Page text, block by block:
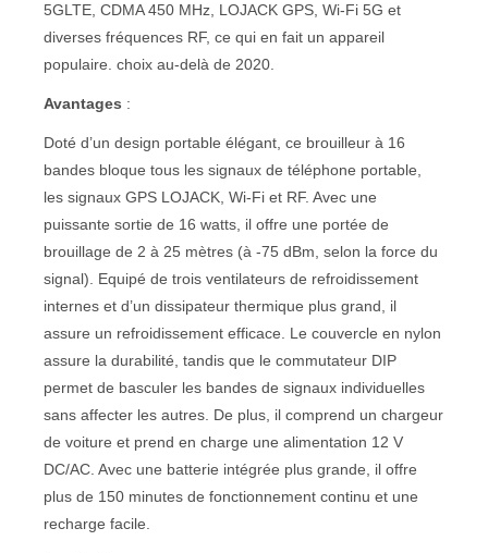
5GLTE, CDMA 450 MHz, LOJACK GPS, Wi-Fi 5G et
diverses fréquences RF, ce qui en fait un appareil
populaire. choix au-delà de 2020.
Avantages :
Doté d’un design portable élégant, ce brouilleur à 16
bandes bloque tous les signaux de téléphone portable,
les signaux GPS LOJACK, Wi-Fi et RF. Avec une
puissante sortie de 16 watts, il offre une portée de
brouillage de 2 à 25 mètres (à -75 dBm, selon la force du
signal). Equipé de trois ventilateurs de refroidissement
internes et d’un dissipateur thermique plus grand, il
assure un refroidissement efficace. Le couvercle en nylon
assure la durabilité, tandis que le commutateur DIP
permet de basculer les bandes de signaux individuelles
sans affecter les autres. De plus, il comprend un chargeur
de voiture et prend en charge une alimentation 12 V
DC/AC. Avec une batterie intégrée plus grande, il offre
plus de 150 minutes de fonctionnement continu et une
recharge facile.